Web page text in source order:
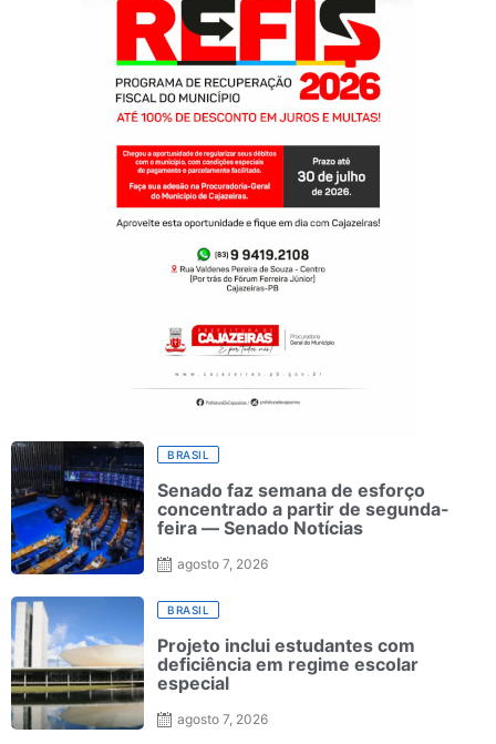
BRASIL
Senado faz semana de esforço
concentrado a partir de segunda-
feira — Senado Notícias
agosto 7, 2026
BRASIL
Projeto inclui estudantes com
deficiência em regime escolar
especial
agosto 7, 2026